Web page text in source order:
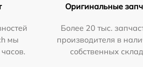
мы
Оригинальные
Более 20 тыс.
производителя в
собственных